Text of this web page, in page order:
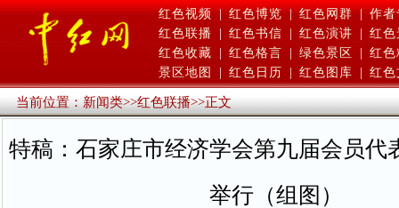
红色视频 | 红色博览 | 红色网群 | 作者
红色联播
红色书信 红色演讲
红色
红色收藏
红色格言 绿色景区
红色
景区地图
红色日历 红色图库 红色
当前位置：新闻类>>红色联播>>正文
特稿：石家庄市经济学会第九届会员代
举行（组图）